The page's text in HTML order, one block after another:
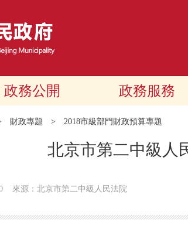
政務公開 政務服務
財政專題 > 2018市級部門財政預算專題
北京市第二中級人
來源：北京市第二中級人民法院